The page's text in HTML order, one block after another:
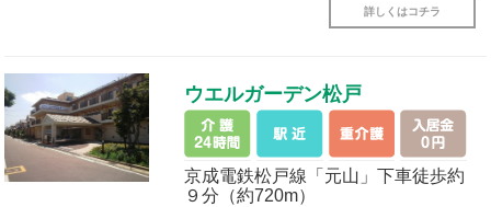
詳しくはコチラ
ウエルガーデン松戸
京成電鉄松戸線「元山」下車徒歩約
９分（約720m）